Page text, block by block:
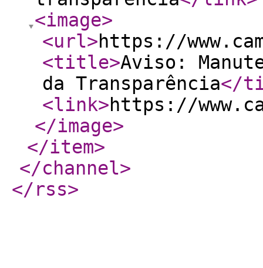
<image>
<url>https://
<title>Aviso:
da Transparência</
<link>https://
</image>
</item>
</channel>
</rss>